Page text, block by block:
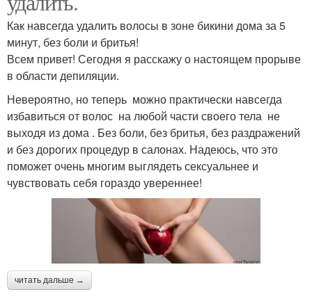
Как навсегда удалить волосы в зоне бикини дома за 5
минут, без боли и бритья!
Всем привет! Сегодня я расскажу о настоящем прорыве
в области депиляции.
Невероятно, но теперь можно практически навсегда
избавиться от волос на любой части своего тела не
выходя из дома . Без боли, без бритья, без раздражений
и без дорогих процедур в салонах. Надеюсь, что это
поможет очень многим выглядеть сексуальнее и
чувствовать себя гораздо увереннее!
читать дальше →